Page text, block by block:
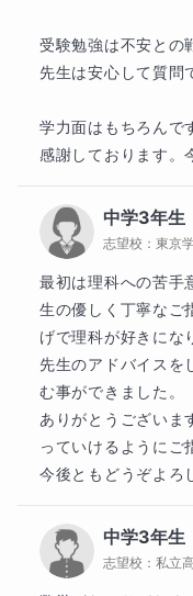
実際に私が以前、
後に迫っていると
間、応用は捨てて
要性を認識して、
にはセンター試験
短期の基礎定着か
かる良い例だと思い
集団授業でも同じ
り多くの生徒が結
次に②の問題分析で
のが好きです。学
出る問題を何度も
ります。こういっ
こうと思います。
り強みになると思
受験勉強は不安との
先生は安心して質問
学力面はもちろんで
感謝しております。
中学3年生
志望校： 東京
最初は理科への苦手
生の優しく丁寧なご
げで理科が好きにな
先生のアドバイスを
む事ができました。
ありがとうございま
っていけるようにご
今後ともどうぞよろ
中学3年生
志望校： 私立